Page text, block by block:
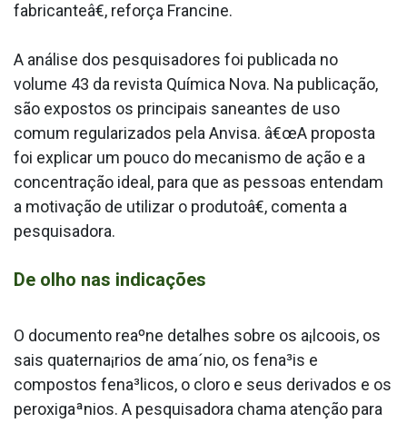
fabricanteâ€, reforça Francine.
A análise dos pesquisadores foi publicada no
volume 43 da revista Quí­mica Nova. Na publicação,
são expostos os principais saneantes de uso
comum regularizados pela Anvisa. â€œA proposta
foi explicar um pouco do mecanismo de ação e a
concentração ideal, para que as pessoas entendam
a motivação de utilizar o produtoâ€, comenta a
pesquisadora.
De olho nas indicações
O documento reaºne detalhes sobre os a¡lcoois, os
sais quaterna¡rios de ama´nio, os fena³is e
compostos fena³licos, o cloro e seus derivados e os
peroxigaªnios. A pesquisadora chama atenção para